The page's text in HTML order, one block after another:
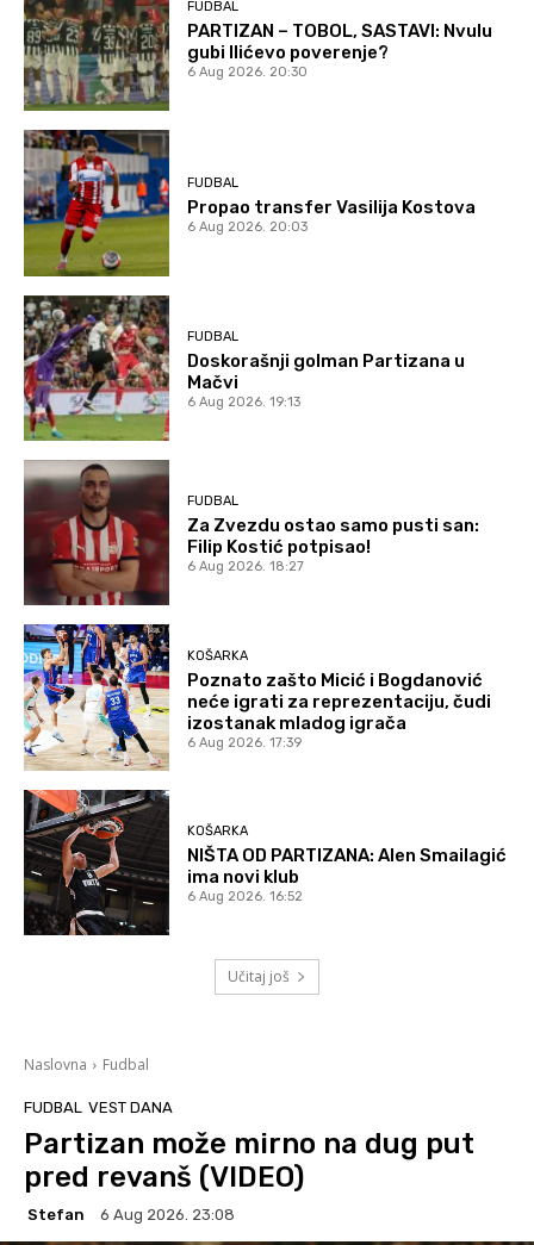
FUDBAL
PARTIZAN – TOBOL, SASTAVI: Nvulu
gubi Ilićevo poverenje?
6 Aug 2026. 20:30
FUDBAL
Propao transfer Vasilija Kostova
6 Aug 2026. 20:03
FUDBAL
Doskorašnji golman Partizana u
Mačvi
6 Aug 2026. 19:13
FUDBAL
Za Zvezdu ostao samo pusti san:
Filip Kostić potpisao!
6 Aug 2026. 18:27
KOŠARKA
Poznato zašto Micić i Bogdanović
neće igrati za reprezentaciju, čudi
izostanak mladog igrača
6 Aug 2026. 17:39
KOŠARKA
NIŠTA OD PARTIZANA: Alen Smailagić
ima novi klub
6 Aug 2026. 16:52
Učitaj još